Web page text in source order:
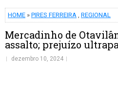
HOME » PIRES FERREIRA , REGIONAL
Mercadinho de
assalto; prejuízo
dezembro 10, 2024